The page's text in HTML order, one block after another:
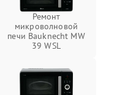
Ремонт
микроволновой
печи Bauknecht MW
39 WSL